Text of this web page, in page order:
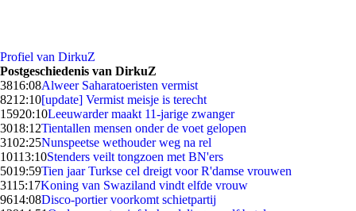
Profiel van DirkuZ
Postgeschiedenis van DirkuZ
3816:08Alweer Saharatoeristen vermist
8212:10[update] Vermist meisje is terecht
15920:10Leeuwarder maakt 11-jarige zwanger
3018:12Tientallen mensen onder de voet gelopen
3102:25Nunspeetse wethouder weg na rel
10113:10Stenders veilt tongzoen met BN'ers
5019:59Tien jaar Turkse cel dreigt voor R'damse vrouwen
3115:17Koning van Swaziland vindt elfde vrouw
9614:08Disco-portier voorkomt schietpartij